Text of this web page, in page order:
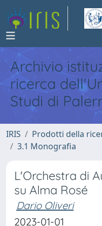
Archivio
ricerca
Studi di
IRIS Prodotti della
3.1 Monografia
L'Orchestra di
su Alma Rosé
Dario Oliveri
2023-01-01